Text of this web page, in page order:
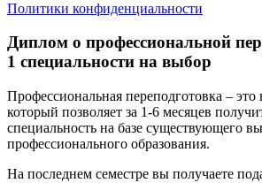
Политики конфиденциальности
Диплом о профессиональной
1 специальности на выбор
Профессиональная переподготовка – это
который позволяет за 1-6 месяцев
специальность на базе существующего
профессионального образования.
На последнем семестре вы получаете